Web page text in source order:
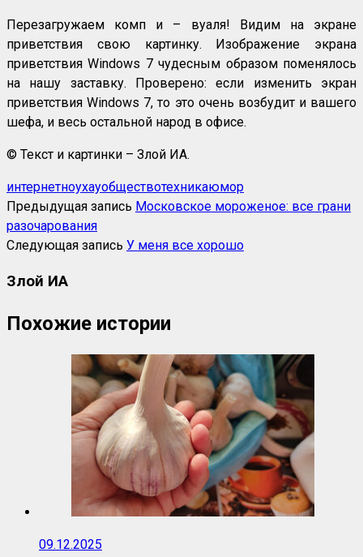
Перезагружаем комп и – вуаля! Видим на экране
приветствия свою картинку. Изображение экрана
приветствия Windows 7 чудесным образом поменялось
на нашу заставку. Проверено: если изменить экран
приветствия Windows 7, то это очень возбудит и вашего
шефа, и весь остальной народ в офисе.
© Текст и картинки – Злой ИА.
интернетноухауобществотехникаюмор
Предыдущая запись Московское мороженое: все грани
разочарования
Следующая запись У меня все хорошо
Злой ИА
Похожие истории
09.12.2025